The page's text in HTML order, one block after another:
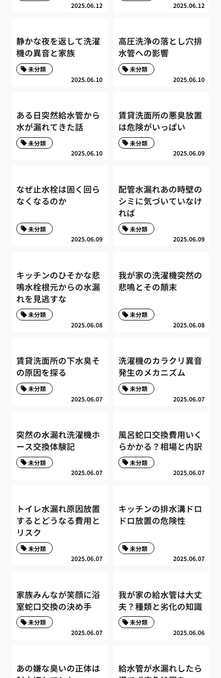
2025.06.12 2025.06.12
静かな夜を返して洗濯
機の異音と家族
2025.06.10
未分類
高圧洗浄の落とし穴排
水管への影響
2025.06.10
未分類
ある日突然給水管から
水が漏れてきた話
2025.06.10
未分類
賃貸洗面所の悪臭放置
は危険がいっぱい
2025.06.09
未分類
なぜ止水栓は固く回ら
なくなるのか
2025.06.09
未分類
配管水漏れあの時壁の
シミに気づいていなけ
れば
2025.06.09
未分類
キッチンのひそかな悲
鳴水栓根元からの水漏
れを見逃すな
2025.06.08
未分類
我が家の洗濯機突然の
悲鳴とその顛末
2025.06.08
未分類
賃貸洗面所の下水臭そ
の原因を探る
2025.06.07
未分類
洗濯機のカラクリ異音
発生のメカニズム
2025.06.07
未分類
突然の水漏れ洗濯機ホ
ース交換体験記
2025.06.07
未分類
風呂蛇口交換費用いく
らかかる？相場と内訳
2025.06.07
未分類
トイレ水漏れ原因放置
するとどうなる費用と
リスク
2025.06.07
未分類
キッチンの排水溝ドロ
ドロ放置の危険性
2025.06.07
未分類
家族みんなが笑顔に浴
室蛇口交換の決め手
2025.06.07
未分類
我が家の給水管は大丈
夫？種類と劣化の知識
2025.06.06
未分類
あの嫌な臭いの正体は
給水管が水漏れしたら